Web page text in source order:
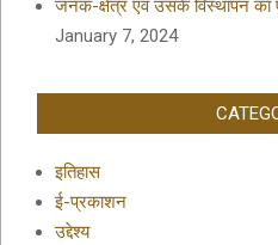
जनक-क्षेत्र एवं उसके विस्थापन का
January 7, 2024
इतिहास
ई-प्रकाशन
उद्देश्य